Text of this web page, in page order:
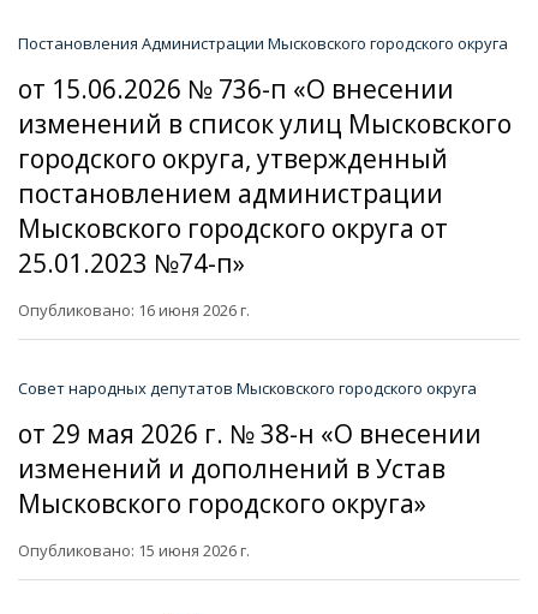
Постановления Администрации Мысковского городского округа
от 15.06.2026 № 736-п «О внесении
изменений в список улиц Мысковского
городского округа, утвержденный
постановлением администрации
Мысковского городского округа от
25.01.2023 №74-п»
Опубликовано: 16 июня 2026 г.
Совет народных депутатов Мысковского городского округа
от 29 мая 2026 г. № 38-н «О внесении
изменений и дополнений в Устав
Мысковского городского округа»
Опубликовано: 15 июня 2026 г.